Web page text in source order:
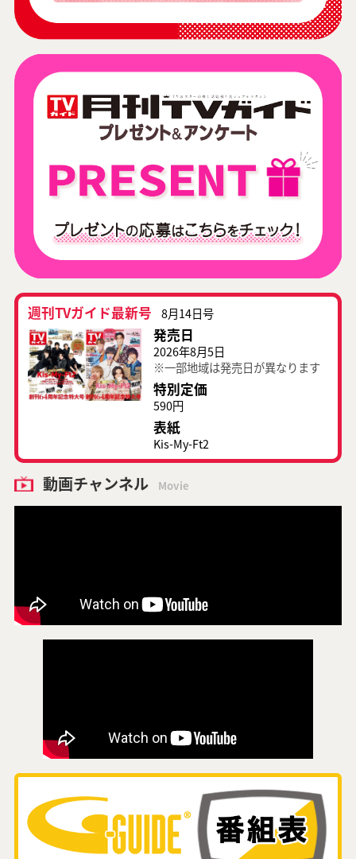
週刊TVガイド最新号 8月14日号
発売日
2026年8月5日
※一部地域は発売日が異なります
特別定価
590円
表紙
Kis-My-Ft2
動画チャンネル Movie